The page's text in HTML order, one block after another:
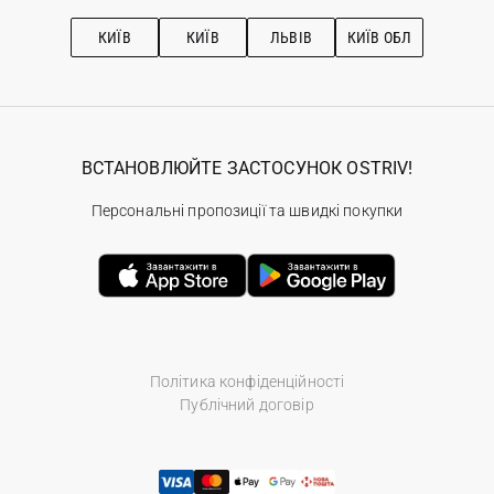
Рекомендації з догляду
КИЇВ КИЇВ ЛЬВІВ КИЇВ ОБЛ
Політика конфіденційності
Публічний договір
ВСТАНОВЛЮЙТЕ ЗАСТОСУНОК OSTRIV!
Персональні пропозиції та швидкі покупки